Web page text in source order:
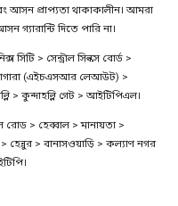
আসন প্রাপ্যতা থাকাকালীন। আমরা
গ্যারান্টি দিতে পারি না।
সিটি > সেন্ট্রাল সিল্কস বোর্ড >
আগারা (এইচএসআর লেআউট) >
> কুন্দাহল্লি গেট > আইটিপিএল।
রোড > হেব্বাল > মানায়তা >
> বানাসওয়াড়ি > কল্যাণ নগর